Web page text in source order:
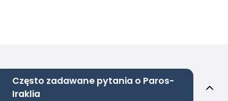
Często zadawane pytania o Paros-
Iraklia